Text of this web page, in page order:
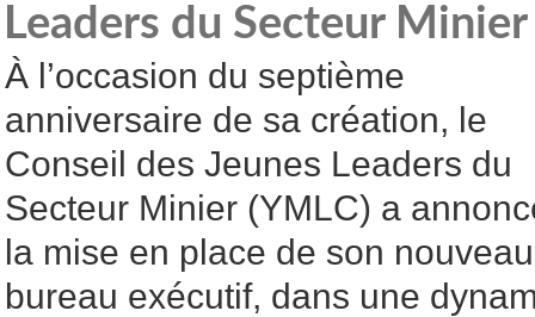
Leaders du Secteur
À l’occasion du septième
anniversaire de sa création, le
Conseil des Jeunes Leaders du
Secteur Minier (YMLC) a
la mise en place de son nouveau
bureau exécutif, dans une